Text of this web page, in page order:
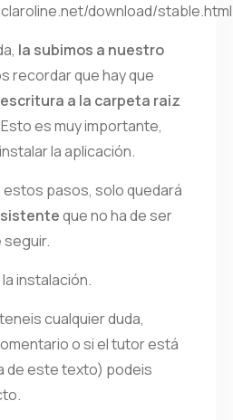
download/stable.html
la subimos a nuestro
recordar que hay que
a la carpeta raiz
Esto es muy importante,
la aplicación.
estos pasos, solo quedará
que no ha de ser
seguir.
instalación.
cualquier duda,
o si el tutor está
de este texto) podeis